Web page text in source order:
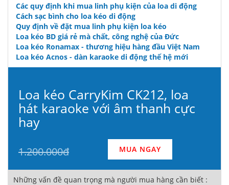
Các quy định khi mua linh phụ kiện của loa di động
Cách sạc bình cho loa kéo di động
Quy định về đặt mua linh phụ kiện loa kéo
Loa kéo BD giá rẻ mà chất, công nghệ của Đức
Loa kéo Ronamax - thương hiệu hàng đầu Việt Nam
Loa kéo Acnos - dàn karaoke di động thế hệ mới
Loa kéo CarryKim CK212, loa
hát karaoke với âm thanh cực
hay
1.200.000đ MUA NGAY
Những vấn đề quan trọng mà người mua hàng cần biết :